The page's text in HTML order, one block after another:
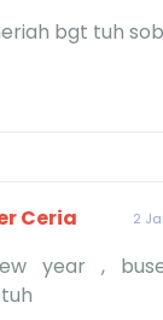
bgt tuh
Ceria 2
year ,